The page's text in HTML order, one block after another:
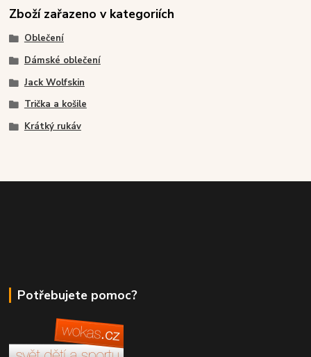
Zboží zařazeno v kategoriích
Oblečení
Dámské oblečení
Jack Wolfskin
Trička a košile
Krátký rukáv
Potřebujete pomoc?